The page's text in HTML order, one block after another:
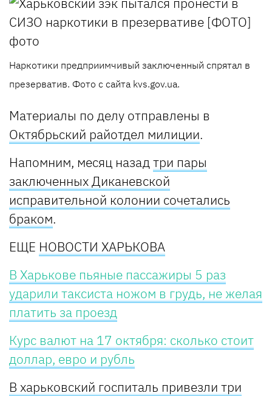
Наркотики предприимчивый заключенный спрятал в
презерватив. Фото с сайта kvs.gov.ua.
Материалы по делу отправлены в
Октябрьский райотдел милиции.
Напомним, месяц назадтри пары
заключенных Диканевской
исправительной колонии сочетались
браком.
ЕЩЕ НОВОСТИ ХАРЬКОВА
В Харькове пьяные пассажиры 5 раз
ударили таксиста ножом в грудь, не желая
платить за проезд
Курс валют на 17 октября: сколько стоит
доллар, евро и рубль
В харьковский госпиталь привезли три